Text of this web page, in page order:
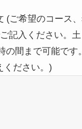
(ご希望のコース
記入ください。
の間まで可能です
ください。)